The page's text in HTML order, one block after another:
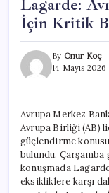
Lagarde:
İçin Kritik
By Onur Koç
14 Mayıs 2026
Avrupa Merkez
Avrupa Birliği (AB)
güçlendirme
bulundu. Çarşamba
konuşmada
eksikliklere karşı